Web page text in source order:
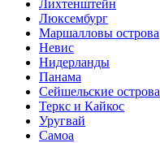
Лихтенштейн
Люксембург
Маршалловы острова
Невис
Нидерланды
Панама
Сейшельские острова
Теркс и Кайкос
Уругвай
Самоа